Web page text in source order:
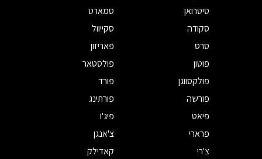
סיטרואן
סמארט
סקודה
סקייוול
סרס
פאריזון
פוטון
פולסטאר
פולקסווגן
פורד
פורשה
פורתינג
פיאט
פיג'ו
פרארי
צ'אנגן
צ'רי
קאדילק